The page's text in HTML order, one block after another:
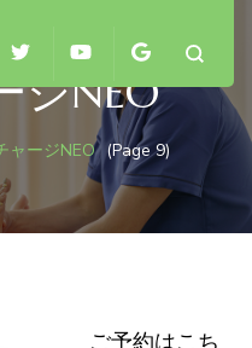
ジNEO
ャージNEO (Page 9)
ご予約はこち